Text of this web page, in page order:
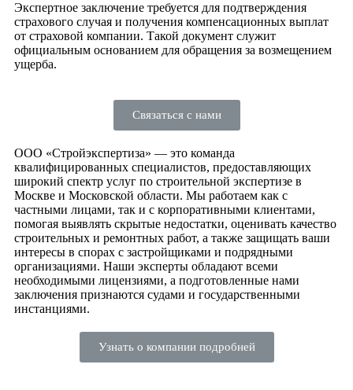
Экспертное заключение требуется для подтверждения
страхового случая и получения компенсационных выплат
от страховой компании. Такой документ служит
официальным основанием для обращения за возмещением
ущерба.
Связаться с нами
ООО «Стройэкспертиза» — это команда
квалифицированных специалистов, предоставляющих
широкий спектр услуг по строительной экспертизе в
Москве и Московской области. Мы работаем как с
частными лицами, так и с корпоративными клиентами,
помогая выявлять скрытые недостатки, оценивать качество
строительных и ремонтных работ, а также защищать ваши
интересы в спорах с застройщиками и подрядными
организациями. Наши эксперты обладают всеми
необходимыми лицензиями, а подготовленные нами
заключения признаются судами и государственными
инстанциями.
Узнать о компании подробней